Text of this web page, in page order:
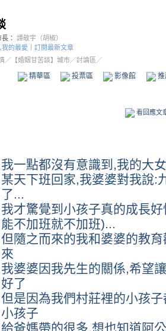
： 譚敬宇（胡椒）
我的最愛
訂閱最新文章
／ 【婚姻甘苦談】城市／討論區／
精華區 投票區 影像館
看回應文
我一點都沒有意識到,我的大
某天下班回家,我婆婆對我說:
了...
我才驚覺到小孩子真的成長
能不加班就不加班)...
但隨之而來的我和婆婆的教
來
我婆婆因我先生的關係,希望
好了
但是因為我們村莊裡的小孩
小孩子
給爸媽帶的很多,想也知道阿